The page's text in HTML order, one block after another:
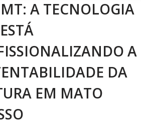
A TECNOLOGIA
A
DA
EM MATO